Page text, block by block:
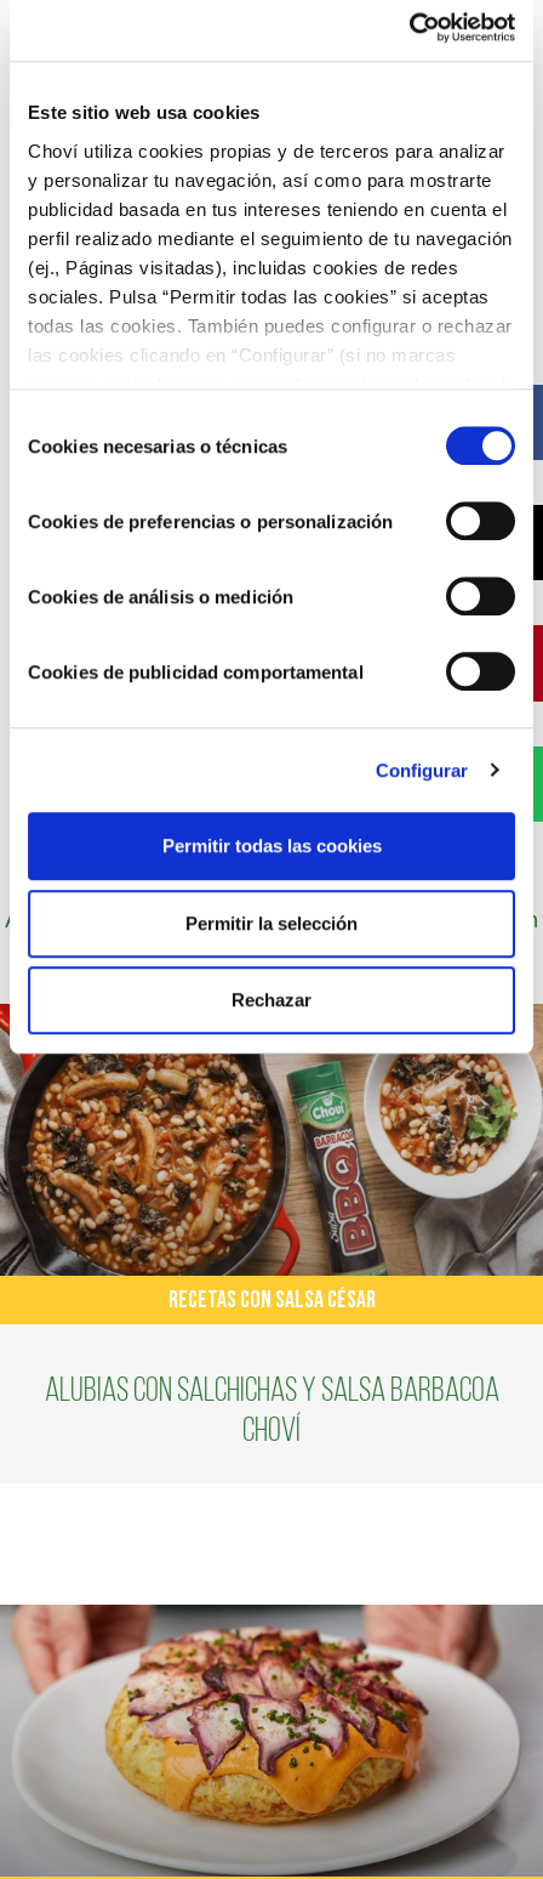
Este sitio web usa cookies
Choví utiliza cookies propias y de terceros para analizar
y personalizar tu navegación, así como para mostrarte
publicidad basada en tus intereses teniendo en cuenta el
perfil realizado mediante el seguimiento de tu navegación
(ej., Páginas visitadas), incluidas cookies de redes
sociales. Pulsa “Permitir todas las cookies” si aceptas
todas las cookies. También puedes configurar o rechazar
las cookies clicando en “Configurar” (si no marcas
COOKIES.
deCookies necesarias o técnicas
Cookies de preferencias o personalización
Cookies de análisis o medición
Cookies de publicidad comportamental
Configurar
Permitir todas las cookies
Permitir la selección
Rechazar
Si has probado la receta ¡Déjanos tu
USER REVIEW 5
Compártelo ahora
Pinterest
Autor: Cocineros de Choví, expertos en recetas con
RECETAS CON SALSA CÉSAR
Alubias con salchichas y Salsa Barbacoa
Choví